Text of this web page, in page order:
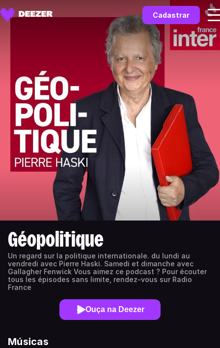
Cadastrar
Géopolitique
Un regard sur la politique internationale. du lundi au
vendredi avec Pierre Haski. Samedi et dimanche avec
Gallagher Fenwick Vous aimez ce podcast ? Pour écouter
tous les épisodes sans limite, rendez-vous sur Radio
France
Ouça na Deezer
Músicas